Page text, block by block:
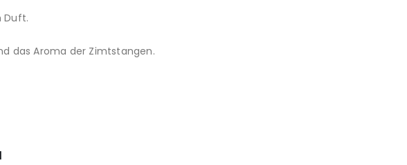
Duft.
das Aroma der Zimtstangen.